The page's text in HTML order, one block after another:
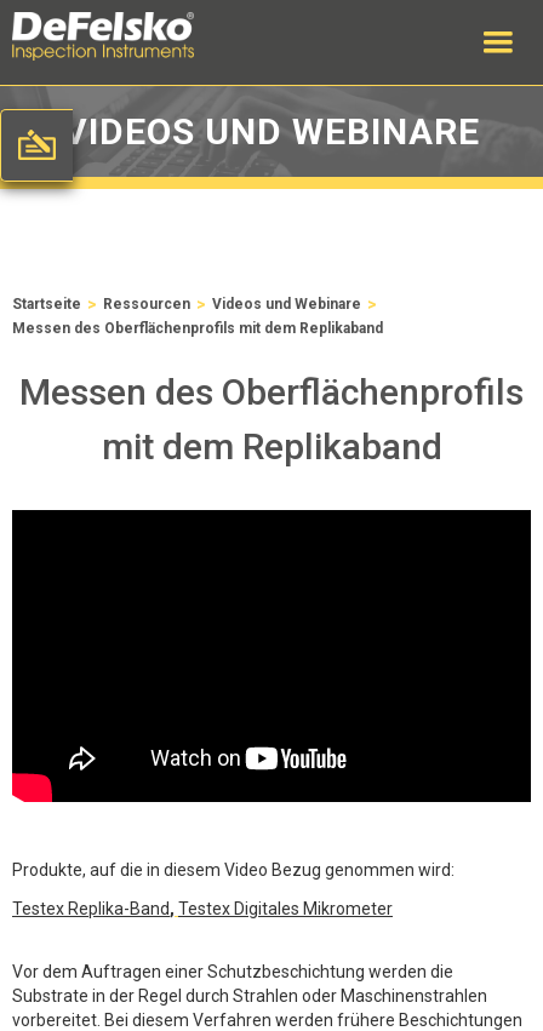
VIDEOS UND WEBINARE
Startseite > Ressourcen > Videos und Webinare >
Messen des Oberflächenprofils mit dem Replikaband
Messen des Oberflächenprofils
mit dem Replikaband
Produkte, auf die in diesem Video Bezug genommen wird:
Testex Replika-Band, Testex Digitales Mikrometer
Vor dem Auftragen einer Schutzbeschichtung werden die
Substrate in der Regel durch Strahlen oder Maschinenstrahlen
vorbereitet. Bei diesem Verfahren werden frühere Beschichtungen